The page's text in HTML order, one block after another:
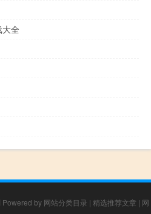
全
Powered by 网站分类目录 | 精选推荐文章 | 网